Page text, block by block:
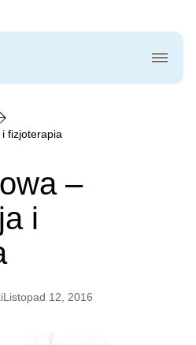
fizjoterapia
–
i
Listopad 12, 2016